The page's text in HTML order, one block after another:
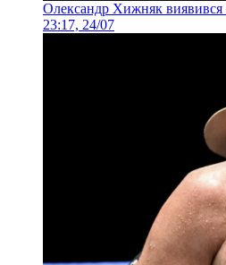
Олександр Хижняк виявився
23:17, 24/07